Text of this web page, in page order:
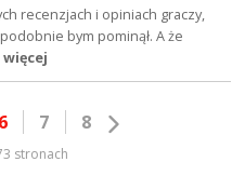
recenzjach i opiniach graczy,
bym pominął. A że
więcej
6 7 8
stronach